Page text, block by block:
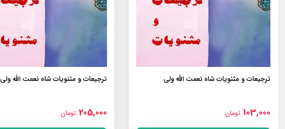
ترجیعات و مثنویات شاه نعمت الله ولى
103,000 تومان
ترجیعات و مثنویات شاه نعمت الله ولى
205,000 تومان